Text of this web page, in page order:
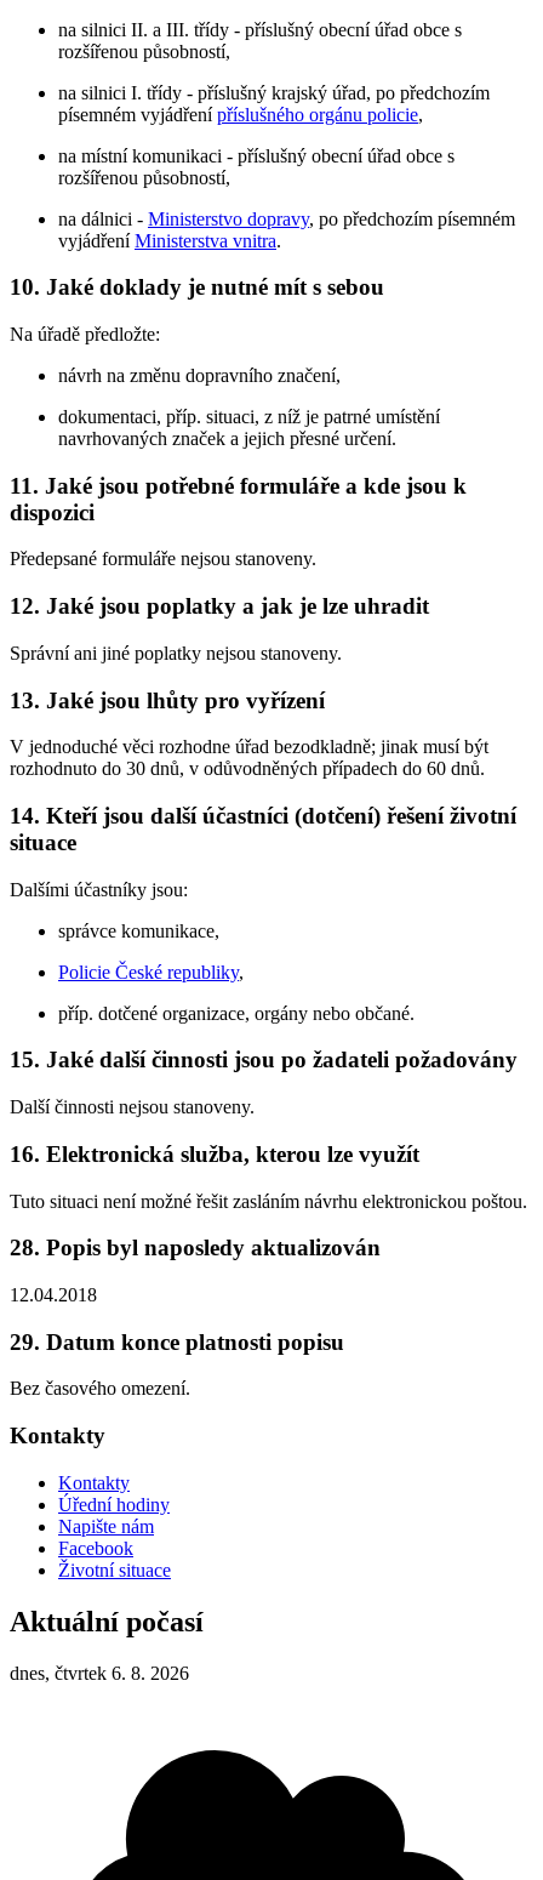
na silnici II. a III. třídy - příslušný obecní úřad obce s
rozšířenou působností,
na silnici I. třídy - příslušný krajský úřad, po předchozím
písemném vyjádřenípříslušného orgánu policie,
na místní komunikaci - příslušný obecní úřad obce s
rozšířenou působností,
na dálnici - Ministerstvo dopravy, po předchozím písemném
vyjádřeníMinisterstva vnitra.
10. Jaké doklady je nutné mít s sebou
Na úřadě předložte:
návrh na změnu dopravního značení,
dokumentaci, příp. situaci, z níž je patrné umístění
navrhovaných značek a jejich přesné určení.
11. Jaké jsou potřebné formuláře a kde jsou k
dispozici
Předepsané formuláře nejsou stanoveny.
12. Jaké jsou poplatky a jak je lze uhradit
Správní ani jiné poplatky nejsou stanoveny.
13. Jaké jsou lhůty pro vyřízení
V jednoduché věci rozhodne úřad bezodkladně; jinak musí být
rozhodnuto do 30 dnů, v odůvodněných případech do 60 dnů.
14. Kteří jsou další účastníci (dotčení) řešení životní
situace
Dalšími účastníky jsou:
správce komunikace,
Policie České republiky,
příp. dotčené organizace, orgány nebo občané.
15. Jaké další činnosti jsou po žadateli požadovány
Další činnosti nejsou stanoveny.
16. Elektronická služba, kterou lze využít
Tuto situaci není možné řešit zasláním návrhu elektronickou poštou.
28. Popis byl naposledy aktualizován
12.04.2018
29. Datum konce platnosti popisu
Bez časového omezení.
Kontakty
Kontakty
Úřední hodiny
Napište nám
Facebook
Životní situace
Aktuální počasí
dnes, čtvrtek 6. 8. 2026